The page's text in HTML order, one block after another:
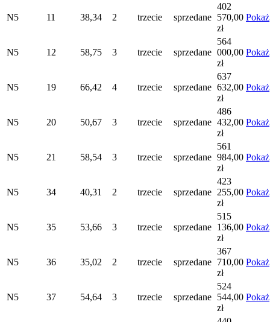
N5 11 38,34 2 trzecie sprzedane
402
570,00
zł
Pokaż
N5 12 58,75 3 trzecie sprzedane
564
000,00
zł
Pokaż
N5 19 66,42 4 trzecie sprzedane
637
632,00
zł
Pokaż
N5 20 50,67 3 trzecie sprzedane
486
432,00
zł
Pokaż
N5 21 58,54 3 trzecie sprzedane
561
984,00
zł
Pokaż
N5 34 40,31 2 trzecie sprzedane
423
255,00
zł
Pokaż
N5 35 53,66 3 trzecie sprzedane
515
136,00
zł
Pokaż
N5 36 35,02 2 trzecie sprzedane
367
710,00
zł
Pokaż
N5 37 54,64 3 trzecie sprzedane
524
544,00
zł
Pokaż